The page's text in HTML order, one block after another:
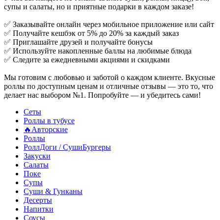
супы и салаты, но и приятные подарки в каждом заказе!
✅ Заказывайте онлайн через мобильное приложение или сайт
✅ Получайте кешбэк от 5% до 20% за каждый заказ
✅ Приглашайте друзей и получайте бонусы
✅ Используйте накопленные баллы на любимые блюда
✅ Следите за ежедневными акциями и скидками
Мы готовим с любовью и заботой о каждом клиенте. Вкусные
роллы по доступным ценам и отличные отзывы — это то, что
делает нас выбором №1. Попробуйте — и убедитесь сами!
Сеты
Роллы в тубусе
🔥Авторские
Роллы
РоллДоги / СушиБургеры
Закуски
Салаты
Поке
Супы
Суши & Гунканы
Десерты
Напитки
Соусы